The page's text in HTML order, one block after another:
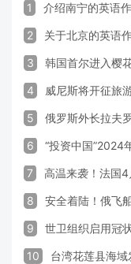
1 介绍南宁的英语
2 关于北京的英语
3 韩国首尔进入樱
4 威尼斯将开征旅
5 俄罗斯外长拉夫
6 “投资中国”2024
7 高温来袭！法国
8 安全着陆！俄飞
9 世卫组织启用冠
10 台湾花莲县海